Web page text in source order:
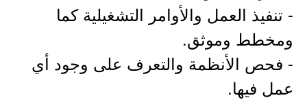
- تنفيذ العمل والأوامر التشغيلية كما
ومخطط وموثق.
- فحص الأنظمة والتعرف على وجود أي
عمل فيها.